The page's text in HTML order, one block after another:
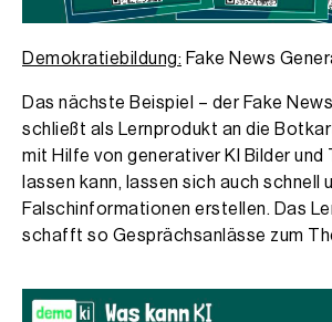
Demokratiebildung: Fake News
Das nächste Beispiel – der Fake
schließt als Lernprodukt an die
mit Hilfe von generativer KI Bilder und
lassen kann, lassen sich auch schnell
Falschinformationen erstellen. Das
schafft so Gesprächsanlässe zum